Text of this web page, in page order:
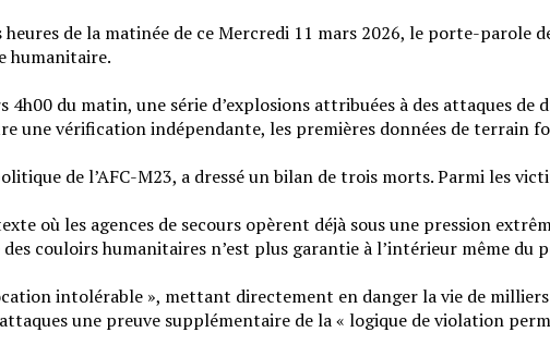
de la matinée de ce Mercredi 11 mars 2026, le porte-parole
humanitaire.
du matin, une série d’explosions attribuées à des attaques de
vérification indépendante, les premières données de terrain
de l’AFC-M23, a dressé un bilan de trois morts. Parmi les
où les agences de secours opèrent déjà sous une pression
couloirs humanitaires n’est plus garantie à l’intérieur même du
intolérable », mettant directement en danger la vie de
une preuve supplémentaire de la « logique de violation